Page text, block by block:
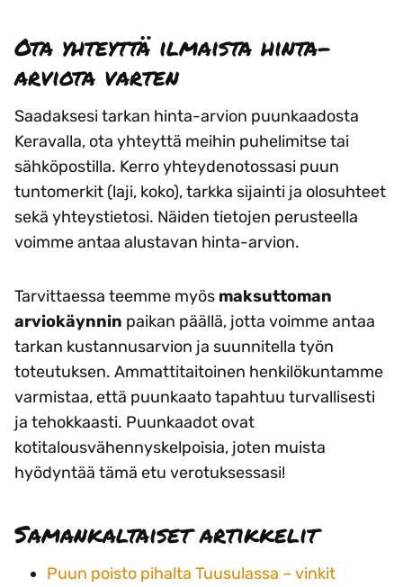
Ota yhteyttä ilmaista hinta-
arviota varten
Saadaksesi tarkan hinta-arvion puunkaadosta
Keravalla, ota yhteyttä meihin puhelimitse tai
sähköpostilla. Kerro yhteydenotossasi puun
tuntomerkit (laji, koko), tarkka sijainti ja olosuhteet
sekä yhteystietosi. Näiden tietojen perusteella
voimme antaa alustavan hinta-arvion.
Tarvittaessa teemme myös maksuttoman
arviokäynnin paikan päällä, jotta voimme antaa
tarkan kustannusarvion ja suunnitella työn
toteutuksen. Ammattitaitoinen henkilökuntamme
varmistaa, että puunkaato tapahtuu turvallisesti
ja tehokkaasti. Puunkaadot ovat
kotitalousvähennyskelpoisia, joten muista
hyödyntää tämä etu verotuksessasi!
Samankaltaiset artikkelit
Puun poisto pihalta Tuusulassa – vinkit